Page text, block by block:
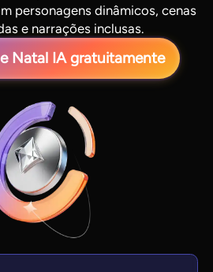
personagens dinâmicos, cenas
e narrações inclusas.
Natal IA gratuitamente